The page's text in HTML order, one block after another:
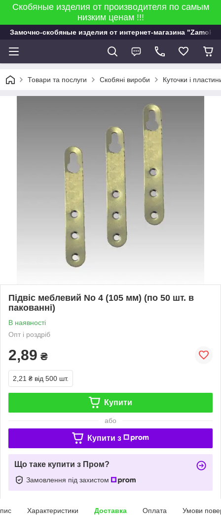
Скобяные изделия от производителя по самым
низким ценам !!!
Замочно-скобяные изделия от интернет-магазина "Zamok
Товари та послуги Скобяні вироби Куточки і
Підвіс меблевий No 4 (105 мм) (по 50 шт. в
пакованні)
В наявності
Опт і роздріб
2,89 ₴
2,21 ₴ від 500 шт.
Купити
або
Купити з
Що таке купити з Пром?
Замовлення під захистом
Характеристики Доставка Оплата Умови